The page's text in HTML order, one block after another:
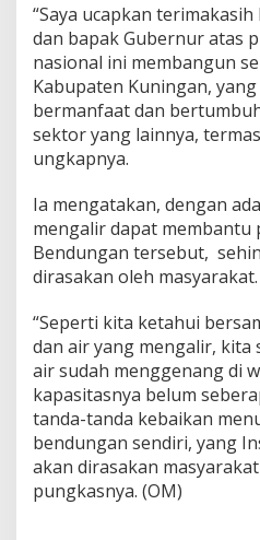
“Saya ucapkan
dan bapak Gubernur atas
nasional ini membangun
Kabupaten Kuningan,
bermanfaat dan
sektor yang lainnya,
ungkapnya.
Ia mengatakan, dengan
mengalir dapat membantu
Bendungan tersebut,
dirasakan oleh masyarakat.
“Seperti kita ketahui
dan air yang mengalir, kita
air sudah menggenang di
kapasitasnya belum
tanda-tanda kebaikan
bendungan sendiri, yang
akan dirasakan
pungkasnya. (OM)